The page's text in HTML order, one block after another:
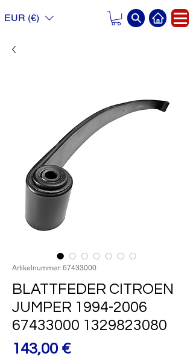
EUR (€)
Artikelnummer: 67433000
BLATTFEDER CITROEN
JUMPER 1994-2006
67433000 1329823080
143,00 €Preis